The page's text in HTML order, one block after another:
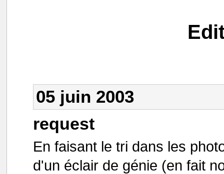
05 juin 2003
request
En faisant le tri dans les
d'un éclair de génie (en fait